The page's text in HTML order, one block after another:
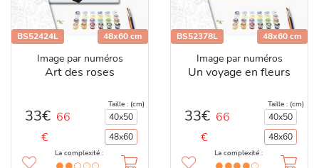
BS52424L 48x60 cm
Image par numéros
Art des roses
33€ 66
€
Taille : (cm)
40x50
48x60
La complexité :
BS52378L 48x60 cm
Image par numéros
Un voyage en fleurs
33€ 66
€
Taille : (cm)
40x50
48x60
La complexité :